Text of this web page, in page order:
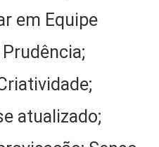
em Equipe
atualizado;